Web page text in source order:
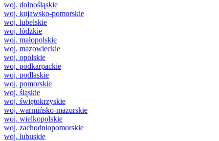
woj. dolnośląskie
woj. kujawsko-pomorskie
woj. lubelskie
woj. łódzkie
woj. małopolskie
woj. mazowieckie
woj. opolskie
woj. podkarpackie
woj. podlaskie
woj. pomorskie
woj. śląskie
woj. świętokrzyskie
woj. warmińsko-mazurskie
woj. wielkopolskie
woj. zachodniopomorskie
woj. lubuskie